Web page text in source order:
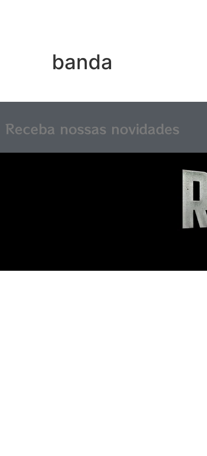
banda
Receba nossas novidades